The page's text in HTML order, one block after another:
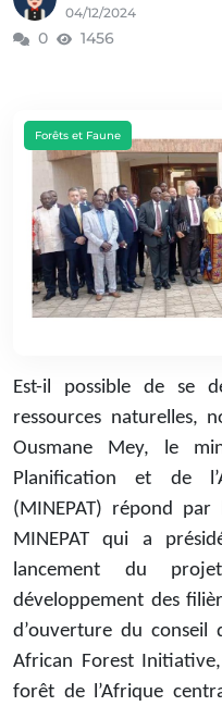
04/12/2024
0 1456
Forêts et Faune
Est-il possible de se
ressources naturelles,
Ousmane Mey, le
Planification et de
(MINEPAT) répond
MINEPAT qui a
lancement du
développement des
d’ouverture du conseil
African Forest
forêt de l’Afrique